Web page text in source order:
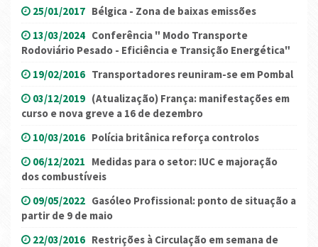
25/01/2017 Bélgica - Zona de baixas emissões
13/03/2024 Conferência " Modo Transporte
Rodoviário Pesado - Eficiência e Transição Energética"
19/02/2016 Transportadores reuniram-se em Pombal
03/12/2019 (Atualização) França: manifestações em
curso e nova greve a 16 de dezembro
10/03/2016 Polícia britânica reforça controlos
06/12/2021 Medidas para o setor: IUC e majoração
dos combustíveis
09/05/2022 Gasóleo Profissional: ponto de situação a
partir de 9 de maio
22/03/2016 Restrições à Circulação em semana de